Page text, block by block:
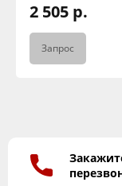
2 505 р.
Запрос